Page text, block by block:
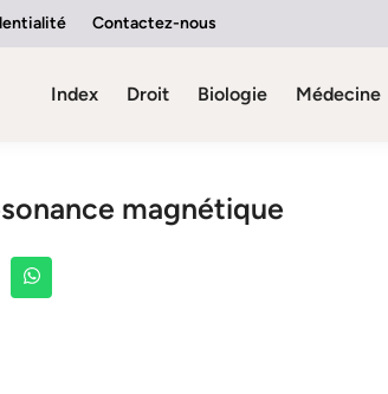
Contactez-nous
Index Droit Biologie Médecine
magnétique